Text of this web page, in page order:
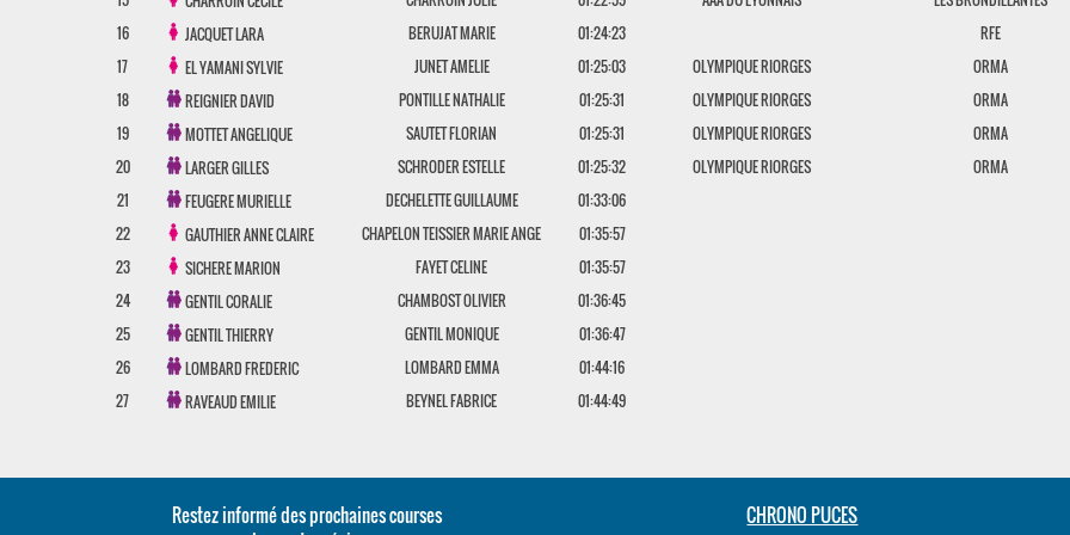
16
JACQUET LARA BERUJAT MARIE 01:24:23
RFE
17
EL YAMANI SYLVIE JUNET AMELIE 01:25:03 OLYMPIQUE RIORGES
ORMA
18
REIGNIER DAVID PONTILLE NATHALIE 01:25:31 OLYMPIQUE RIORGES
ORMA
19
MOTTET ANGELIQUE SAUTET FLORIAN 01:25:31 OLYMPIQUE RIORGES
ORMA
20
LARGER GILLES SCHRODER ESTELLE 01:25:32 OLYMPIQUE RIORGES
ORMA
21
FEUGERE MURIELLE DECHELETTE GUILLAUME
01:33:06
22
GAUTHIER ANNE CLAIRE CHAPELON TEISSIER MARIE ANGE
01:35:57
23
SICHERE MARION FAYET CELINE
01:35:57
24
GENTIL CORALIE CHAMBOST OLIVIER
01:36:45
25
GENTIL THIERRY GENTIL MONIQUE
01:36:47
26
LOMBARD FREDERIC LOMBARD EMMA
01:44:16
27
RAVEAUD EMILIE BEYNEL FABRICE 01:44:49
Restez informé des prochaines courses
CHRONO PUCES